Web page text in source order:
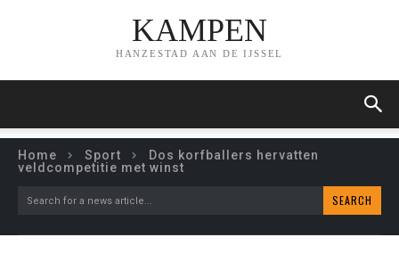
KAMPEN
HANZESTAD AAN DE IJSSEL
Home Sport
Dos korfballers hervatten
veldcompetitie met winst
Search for a news article... SEARCH